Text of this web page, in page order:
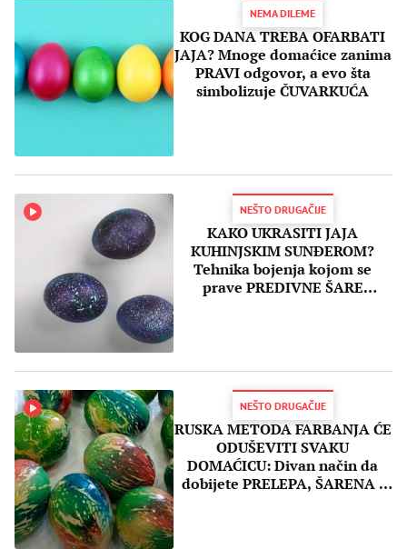
NEMA DILEME
KOG DANA TREBA OFARBATI
JAJA? Mnoge domaćice zanima
PRAVI odgovor, a evo šta
simbolizuje ČUVARKUĆA
NEŠTO DRUGAČIJE
KAKO UKRASITI JAJA
KUHINJSKIM SUNĐEROM?
Tehnika bojenja kojom se
prave PREDIVNE ŠARE
NEŠTO DRUGAČIJE
RUSKA METODA FARBANJA ĆE
ODUŠEVITI SVAKU
DOMAĆICU: Divan način da
dobijete PRELEPA, ŠARENA I